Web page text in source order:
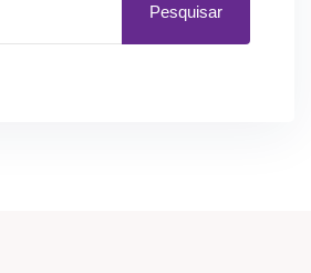
Pesquisar